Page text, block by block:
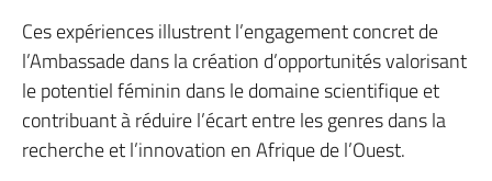
Ces expériences illustrent l’engagement concret de
l’Ambassade dans la création d’opportunités valorisant
le potentiel féminin dans le domaine scientifique et
contribuant à réduire l’écart entre les genres dans la
recherche et l’innovation en Afrique de l’Ouest.